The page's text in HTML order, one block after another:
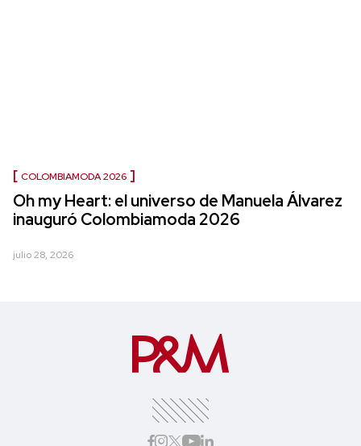
COLOMBIAMODA 2026
Oh my Heart: el universo de Manuela Álvarez
inauguró Colombiamoda 2026
julio 28, 2026